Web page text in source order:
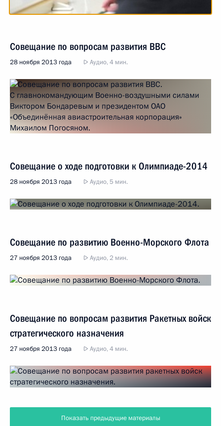
Совещание по вопросам развития ВВС
28 ноября 2013 года Аудио, 4 мин.
Совещание о ходе подготовки к Олимпиаде-2014
28 ноября 2013 года Аудио, 5 мин.
Совещание по развитию Военно-Морского Флота
27 ноября 2013 года Аудио, 2 мин.
Совещание по вопросам развития Ракетных войск
стратегического назначения
27 ноября 2013 года Аудио, 4 мин.
Показать предыдущие материалы